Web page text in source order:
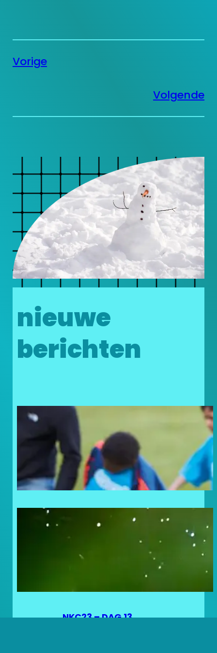
Vorige
Volgende
nieuwe
berichten
Doneer uw statiegeldbonnen
en geef kinderen in nood een
steuntje in de rug!
Frosty Lovers: Noordkaap
Challenge Volbracht!
NKC23 – DAG 13